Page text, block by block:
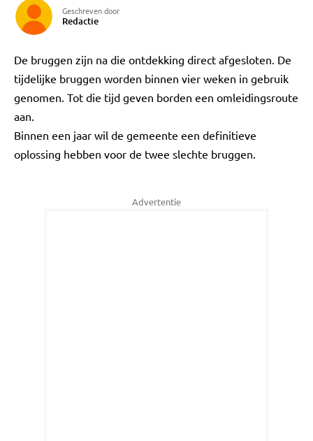
Geschreven door
Redactie
De bruggen zijn na die ontdekking direct afgesloten. De
tijdelijke bruggen worden binnen vier weken in gebruik
genomen. Tot die tijd geven borden een omleidingsroute
aan.
Binnen een jaar wil de gemeente een definitieve
oplossing hebben voor de twee slechte bruggen.
Advertentie